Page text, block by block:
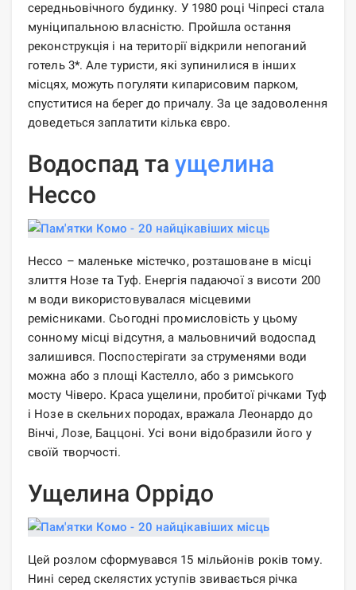
середньовічного будинку. У 1980 році Чіпресі стала
муніципальною власністю. Пройшла остання
реконструкція і на території відкрили непоганий
готель 3*. Але туристи, які зупинилися в інших
місцях, можуть погуляти кипарисовим парком,
спуститися на берег до причалу. За це задоволення
доведеться заплатити кілька євро.
Водоспад таущелина
Нессо
Нессо – маленьке містечко, розташоване в місці
злиття Нозе та Туф. Енергія падаючої з висоти 200
м води використовувалася місцевими
ремісниками. Сьогодні промисловість у цьому
сонному місці відсутня, а мальовничий водоспад
залишився. Поспостерігати за струменями води
можна або з площі Кастелло, або з римського
мосту Чіверо. Краса ущелини, пробитої річками Туф
і Нозе в скельних породах, вражала Леонардо до
Вінчі, Лозе, Баццоні. Усі вони відобразили його у
своїй творчості.
Ущелина Оррідо
Цей розлом сформувався 15 мільйонів років тому.
Нині серед скелястих уступів звивається річка